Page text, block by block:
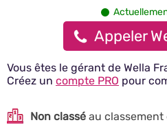
Appeler
Vous êtes le gérant de Wella
Créez un compte PRO pour
Non classé au classement